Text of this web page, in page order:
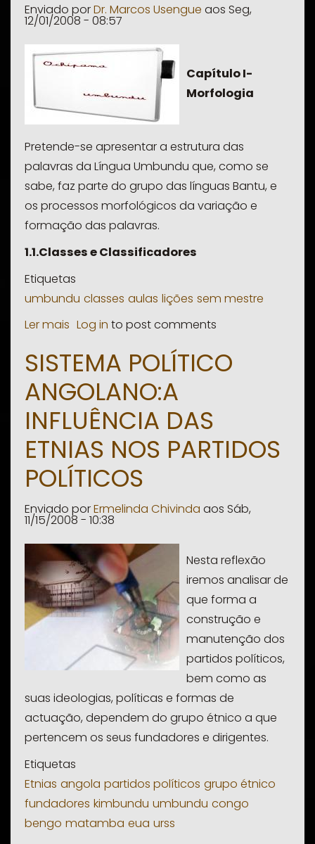
Enviado porDr. Marcos Usengue aos Seg,
12/01/2008 - 08:57
Capítulo I-
Morfologia
Pretende-se apresentar a estrutura das
palavras da Língua Umbundu que, como se
sabe, faz parte do grupo das línguas Bantu, e
os processos morfológicos da variação e
formação das palavras.
1.1.Classes e Classificadores
Etiquetas
umbundu classes aulas lições sem mestre
Ler mais sobre
Catete
(Primeira
Lição)
-
Gramática
Log in to post comments
SISTEMA POLÍTICO
ANGOLANO:A
INFLUÊNCIA DAS
ETNIAS NOS PARTIDOS
POLÍTICOS
Enviado porErmelinda Chivinda aos Sáb,
11/15/2008 - 10:38
Nesta reflexão
iremos analisar de
que forma a
construção e
manutenção dos
partidos políticos,
bem como as
suas ideologias, políticas e formas de
actuação, dependem do grupo étnico a que
pertencem os seus fundadores e dirigentes.
Etiquetas
Etnias angola partidos políticos grupo étnico
fundadores kimbundu umbundu congo
bengo matamba eua urss